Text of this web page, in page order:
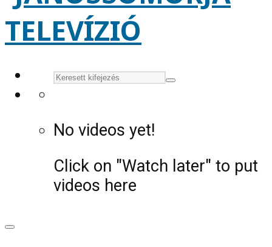
No videos yet!
Click on "Watch later" to put
videos here